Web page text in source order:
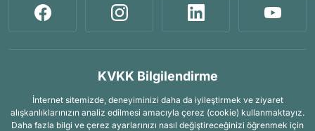
KVKK Bilgilendirme
İnternet sitemizde, deneyiminizi daha da iyileştirmek ve ziyaret
alışkanlıklarınızın analiz edilmesi amacıyla çerez (cookie) kullanmaktayız.
Daha fazla bilgi ve çerez ayarlarınızı nasıl değiştireceğinizi öğrenmek için